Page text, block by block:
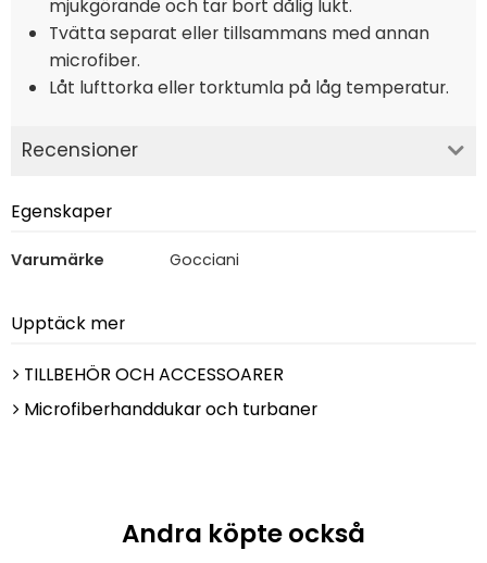
mjukgörande och tar bort dålig lukt.
Tvätta separat eller tillsammans med annan
microfiber.
Låt lufttorka eller torktumla på låg temperatur.
Recensioner
Egenskaper
Varumärke Gocciani
Upptäck mer
TILLBEHÖR OCH ACCESSOARER
Microfiberhanddukar och turbaner
Andra köpte också